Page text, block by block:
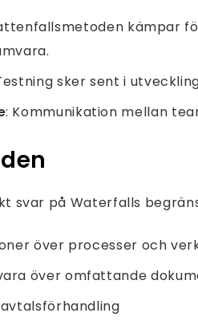
kämpar
sker sent i
: Kommunikation mellan
svar på Waterfalls
över processer och
över omfattande